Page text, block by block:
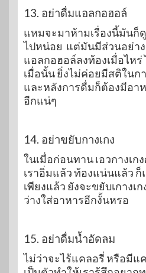
13. อย่าดื่มแอลกอฮอล์
แหมจะมาห้ามเรื่องนี้มันก็
ไปหน่อย แต่มันมีส่วนอย่าง
แอลกอฮอล์ลงท้องเมื่อไห
เมื่อนั้น ยิ่งไม่ค่อยมีสติในก
และหลังการดื่มก็ต้องมีอา
อีกแน่ๆ
14. อย่าขยับกางเกง
ในเมื่อก่อนทาน เอวกางเก
เราอิ่มแล้ว ท้องแน่นแล้ว
เพียงแล้ว ยังจะขยับเกางเ
ว่างใส่อาหารอีกงั้นหรอ
15. อย่าดื่มน้ำอัดลม
ไม่ว่าจะไร้แคลอรี่ หรือมีแ